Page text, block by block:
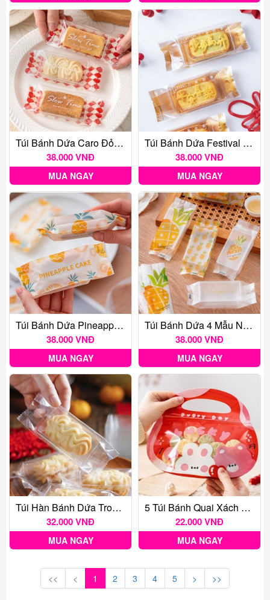
Túi Bánh Dứa Caro Đỏ 100c
38.000 VNĐ
MUA NGAY
Túi Bánh Dứa Festival Đồng 50c
38.000 VNĐ
MUA NGAY
Túi Bánh Dứa Pineapple Classic 100c
38.000 VNĐ
MUA NGAY
Túi Bánh Dứa 4 Mẫu Nền Trong ~100c
38.000 VNĐ
MUA NGAY
Túi Hàn Bánh Dứa Trong 4.7*13.5*2.5cm ~100c
32.000 VNĐ
MUA NGAY
5 Túi Bánh Quai Xách Lucky Day
22.000 VNĐ
MUA NGAY
<< < 1 2 3 4 5 > >>